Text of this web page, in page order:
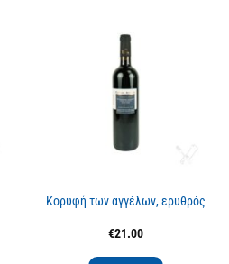
Κορυφή των αγγέλων, ερυθρός
€21.00